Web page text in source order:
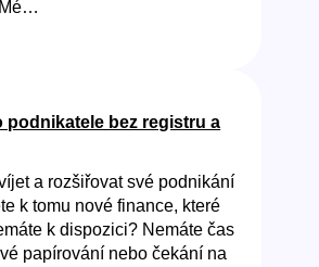
podnikatele bez registru a
a rozšiřovat své podnikání
k tomu nové finance, které
k dispozici? Nemáte čas
papírování nebo čekání na